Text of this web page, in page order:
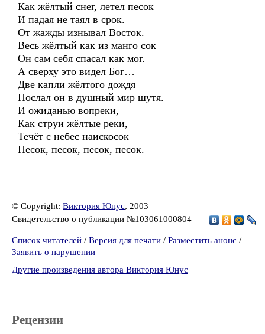
Как жёлтый снег, летел песок
И падая не таял в срок.
От жажды изнывал Восток.
Весь жёлтый как из манго сок
Он сам себя спасал как мог.
А сверху это видел Бог…
Две капли жёлтого дождя
Послал он в душный мир шутя.
И ожиданью вопреки,
Как струи жёлтые реки,
Течёт с небес наискосок
Песок, песок, песок, песок.
© Copyright: Виктория Юнус, 2003
Свидетельство о публикации №103061000804
Список читателей / Версия для печати / Разместить анонс /
Заявить о нарушении
Другие произведения автора Виктория Юнус
Рецензии